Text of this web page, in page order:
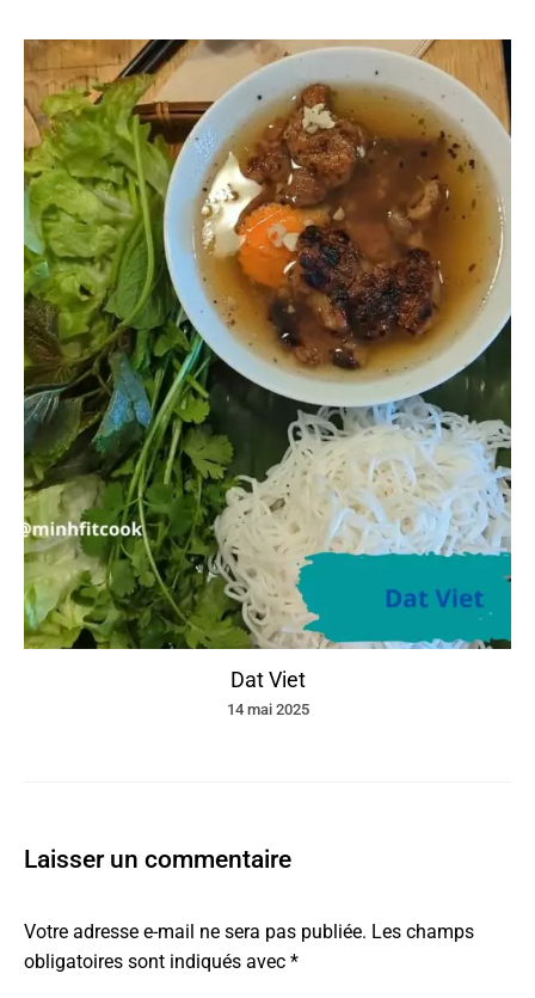
Dat Viet
14 mai 2025
Laisser un commentaire
Votre adresse e-mail ne sera pas publiée. Les champs
obligatoires sont indiqués avec *